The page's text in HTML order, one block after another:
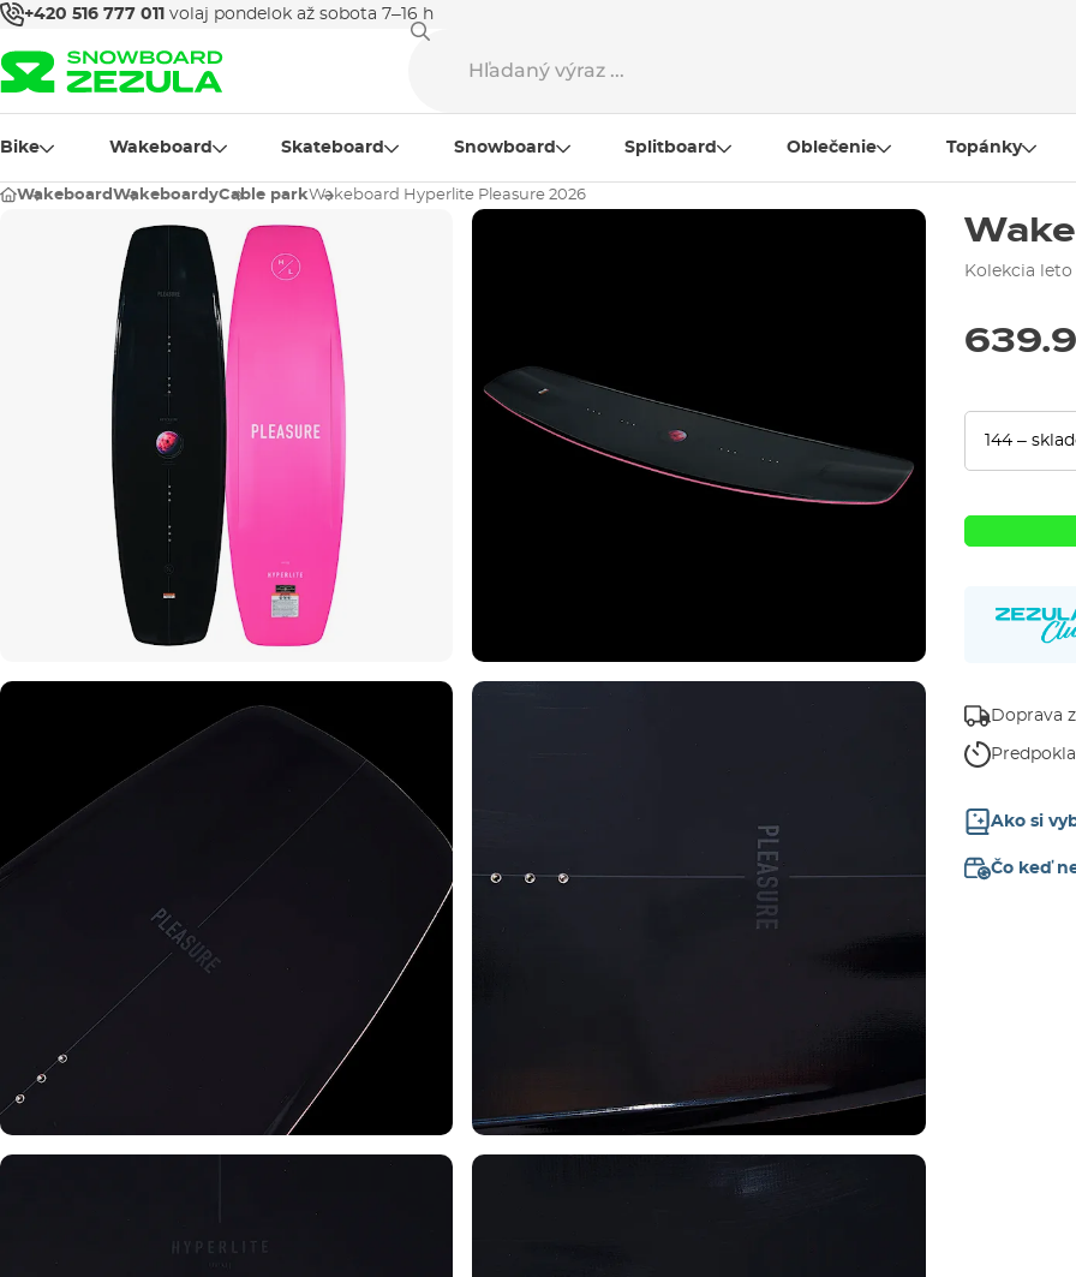
+420 516 777 011 volaj pondelok až sobota 7–16 h
Bike Wakeboard Skateboard Snowboard Splitboard Oblečenie Topánky
Wakeboard WakeboardyCable parkWakeboard Hyperlite Pleasure 2026
Kolekcia leto
Doprava
Ako si
Čo keď